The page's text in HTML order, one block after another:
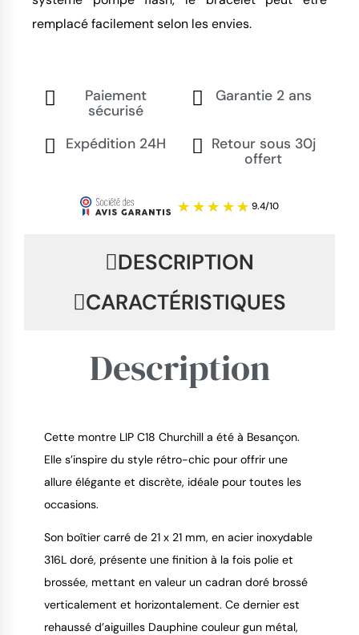
remplacé facilement selon les envies.
Paiement
sécurisé
Garantie 2 ans
Expédition 24H
Retour sous 30j
offert
DESCRIPTION
CARACTÉRISTIQUES
Description
Cette montre LIP C18 Churchill a été à Besançon.
Elle s’inspire du style rétro-chic pour offrir une
allure élégante et discrète, idéale pour toutes les
occasions.
Son boîtier carré de 21 x 21 mm, en acier inoxydable
316L doré, présente une finition à la fois polie et
brossée, mettant en valeur un cadran doré brossé
verticalement et horizontalement. Ce dernier est
rehaussé d’aiguilles Dauphine couleur gun métal,